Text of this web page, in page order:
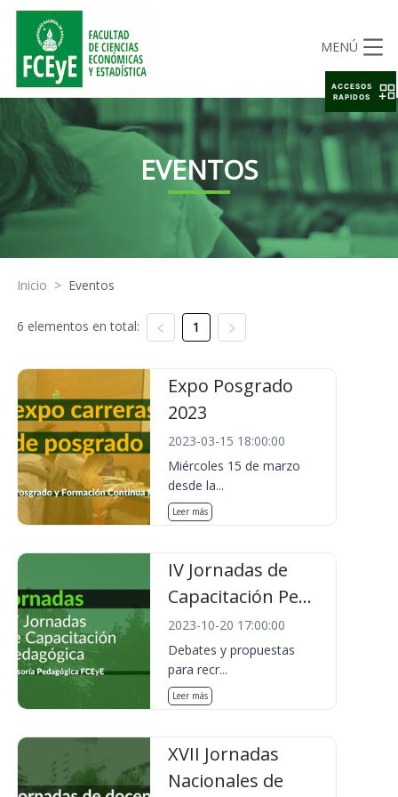
MENÚ
EVENTOS
Inicio > Eventos
6 elementos en total: 1
Expo Posgrado
2023
2023-03-15 18:00:00
Miércoles 15 de marzo
desde la...
Leer más
IV Jornadas de
Capacitación Pe...
2023-10-20 17:00:00
Debates y propuestas
para recr...
Leer más
XVII Jornadas
Nacionales de
ACCESOS
RAPIDOS